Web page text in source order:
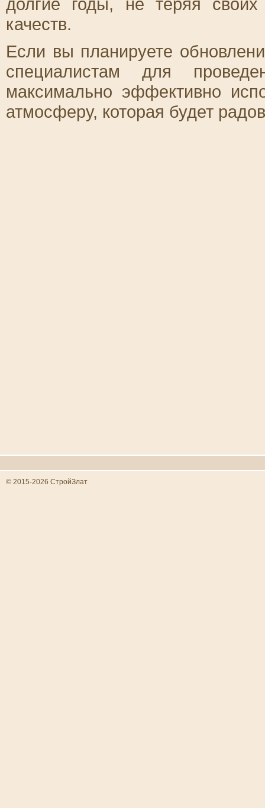
долгие годы, не теряя своих
качеств.
Если вы планируете
специалистам для
максимально эффективно
атмосферу, которая будет
© 2015-2026 СтройЗлат